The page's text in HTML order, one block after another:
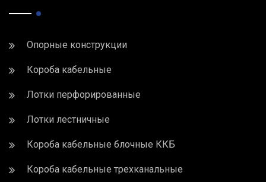
Опорные конструкции
Короба кабельные
Лотки перфорированные
Лотки лестничные
Короба кабельные блочные ККБ
Короба кабельные трехканальные